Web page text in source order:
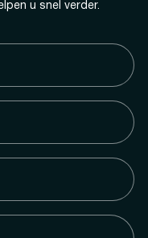
u snel verder.